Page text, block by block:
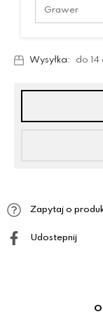
Wysyłka: do 14
Zapytaj o
Udostepnij